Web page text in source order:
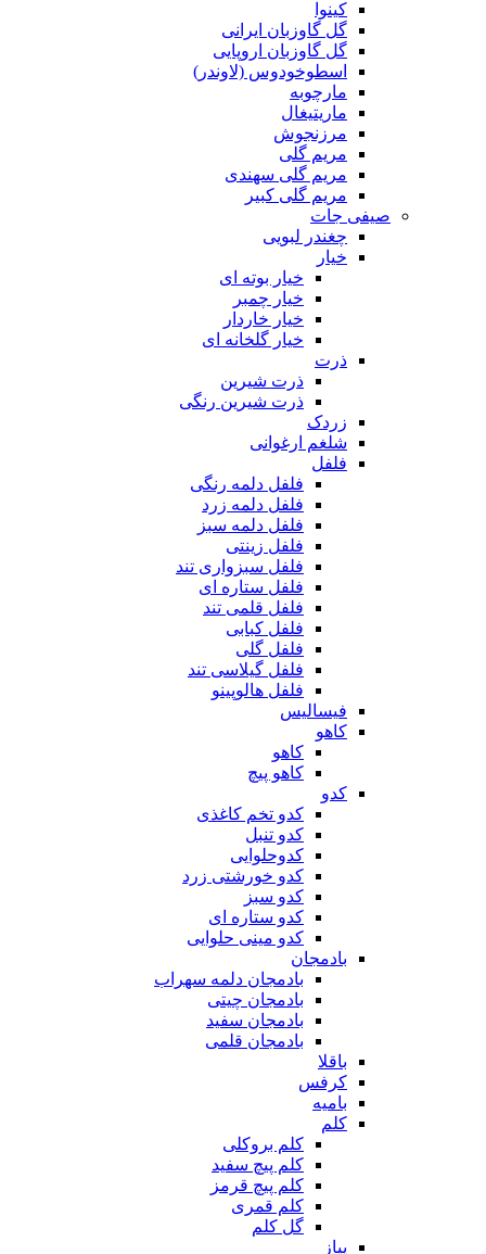
کینوا
گل گاوزبان ایرانی
گل گاوزبان اروپایی
اسطوخودوس (لاوندر)
مارچوبه
ماریتیغال
مرزنجوش
مریم گلی
مریم گلی سهندی
مریم گلی کبیر
صیفی جات
چغندر لبویی
خیار
خیار بوته ای
خیار چمبر
خیار خاردار
خیار گلخانه ای
ذرت
ذرت شیرین
ذرت شیرین رنگی
زردک
شلغم ارغوانی
فلفل
فلفل دلمه رنگی
فلفل دلمه زرد
فلفل دلمه سبز
فلفل زینتی
فلفل سبزواری تند
فلفل ستاره ای
فلفل قلمی تند
فلفل کبابی
فلفل گلی
فلفل گیلاسی تند
فلفل هالوپینو
فیسالیس
کاهو
کاهو
کاهو پیچ
کدو
کدو تخم کاغذی
کدو تنبل
کدوحلوایی
کدو خورشتی زرد
کدو سبز
کدو ستاره ای
کدو مینی حلوایی
بادمجان
بادمجان دلمه سهراب
بادمجان چیتی
بادمجان سفید
بادمجان قلمی
باقلا
کرفس
بامیه
کلم
کلم بروکلی
کلم پیچ سفید
کلم پیچ قرمز
کلم قمری
گل کلم
پیاز